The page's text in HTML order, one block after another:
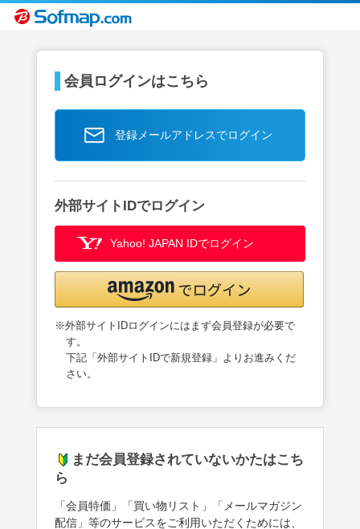
会員ログインはこちら
登録メールアドレスでログイン
外部サイトIDでログイン
Yahoo! JAPAN IDでログイン
※外部サイトIDログインにはまず会員登録が必要で
す。
下記「外部サイトIDで新規登録」よりお進みくだ
さい。
まだ会員登録されていないかたはこち
ら
「会員特価」「買い物リスト」「メールマガジン
配信」等のサービスをご利用いただくためには、